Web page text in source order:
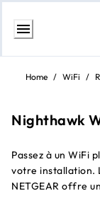
Aller
contenu
Home / WiFi /
Nighthawk
Passez à un WiFi
votre installation.
NETGEAR offre